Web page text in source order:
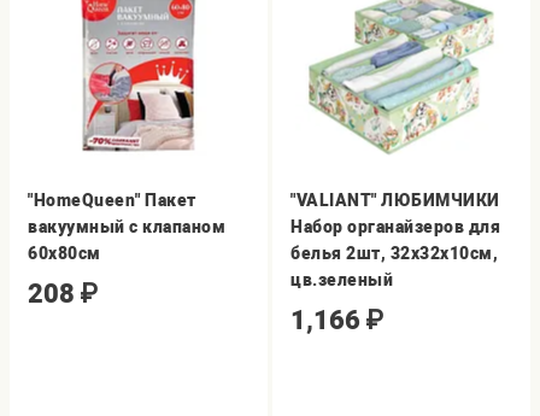
"HomeQueen" Пакет
вакуумный с клапаном
60х80см
208 ₽
"VALIANT" ЛЮБИМЧИКИ
Набор органайзеров для
белья 2шт, 32х32х10см,
цв.зеленый
1,166 ₽